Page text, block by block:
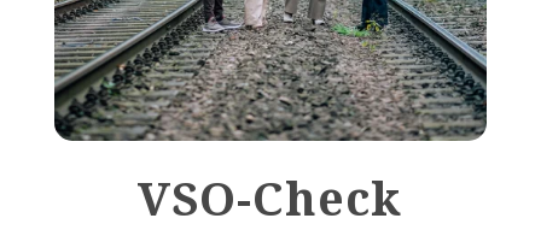
VSO-Check